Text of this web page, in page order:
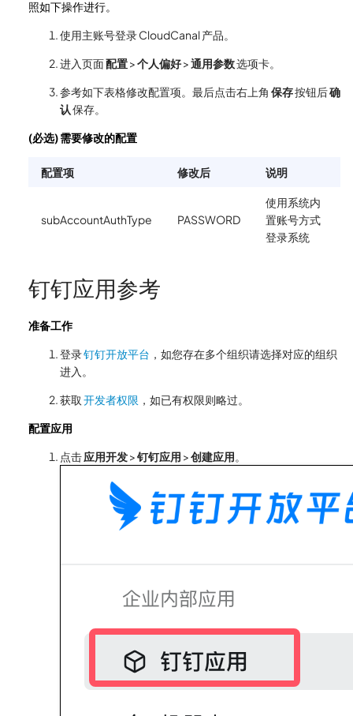
照如下操作进行。
使用主账号登录 CloudCanal 产品。
进入页面配置>个人偏好>通用参数选项卡。
参考如下表格修改配置项。最后点击右上角 保存按钮后确
认 保存。
(必选) 需要修改的配置
配置项 修改后 说明
subAccountAuthType PASSWORD
使用系统内
置账号方式
登录系统
钉钉应用参考
准备工作
登录钉钉开放平台 ，如您存在多个组织请选择对应的组织
进入。
获取 开发者权限 ，如已有权限则略过。
配置应用
点击应用开发>钉钉应用 >创建应用